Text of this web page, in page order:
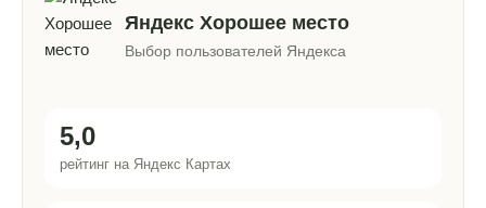
Яндекс Хорошее место
Выбор пользователей Яндекса
5,0
рейтинг на Яндекс Картах